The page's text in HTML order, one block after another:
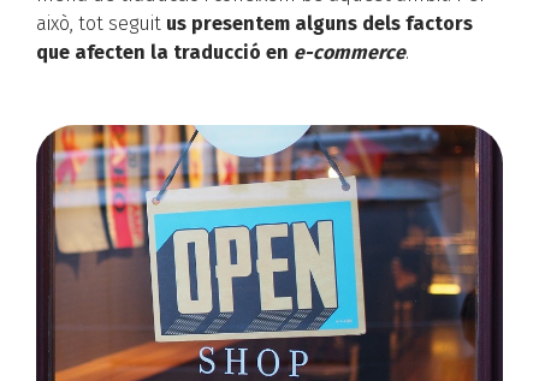
això, tot seguit us presentem alguns dels factors
que afecten la traducció en e-commerce.